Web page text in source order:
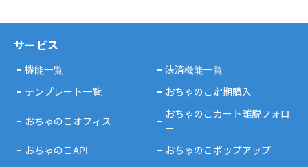
サービス
機能一覧
決済機能一覧
テンプレート一覧
おちゃのこ定期購入
おちゃのこオフィス
おちゃのこカート離脱フォロ
ー
おちゃのこAPI
おちゃのこポップアップ